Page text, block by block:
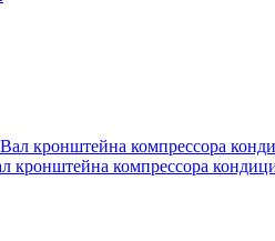
кронштейна компрессора